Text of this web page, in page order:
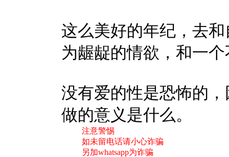
这么美好的年纪，去
为龌龊的情欲，和一
没有爱的性是恐怖的
做的意义是什么。
注意警惕
如未留电话请小心诈骗
另加whatsapp为诈骗